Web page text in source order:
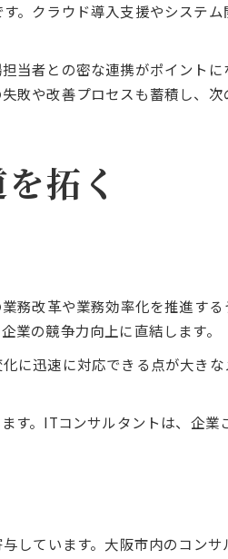
。クラウド導入支援やシステ
当者との密な連携がポイント
や改善プロセスも蓄積し、次
拓く
改革や業務効率化を推進す
業の競争力向上に直結します。
に迅速に対応できる点が大き
す。ITコンサルタントは、企
しています。大阪市内のコン